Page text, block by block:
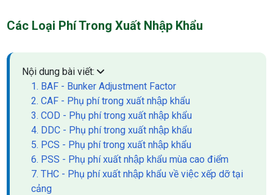
Các Loại Phí Trong Xuất Nhập Khẩu
Nội dung bài viết:
1. BAF - Bunker Adjustment Factor
2. CAF - Phụ phí trong xuất nhập khẩu
3. COD - Phụ phí trong xuất nhập khẩu
4. DDC - Phụ phí trong xuất nhập khẩu
5. PCS - Phụ phí trong xuất nhập khẩu
6. PSS - Phụ phí xuất nhập khẩu mùa cao điểm
7. THC - Phụ phí xuất nhập khẩu về việc xếp dỡ tại
cảng